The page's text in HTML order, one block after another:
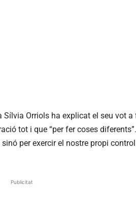
Orriols ha explicat el seu vot a
tot i que “per fer coses
per exercir el nostre propi control
Publicitat